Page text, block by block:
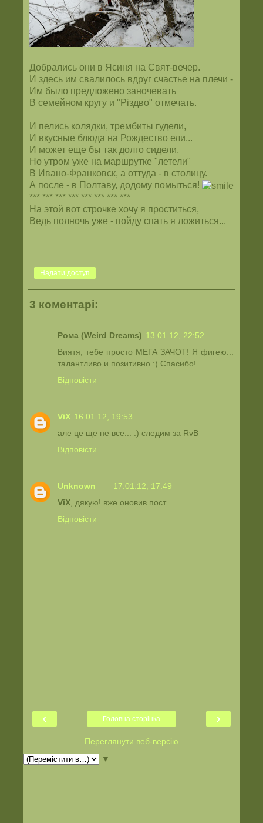
Добрались они в Ясиня на Свят-вечер.
И здесь им свалилось вдруг счастье на плечи -
Им было предложено заночевать
В семейном кругу и "Різдво" отмечать.
И пелись колядки, трембиты гудели,
И вкусные блюда на Рождество ели...
И может еще бы так долго сидели,
Но утром уже на маршрутке "летели"
В Ивано-Франковск, а оттуда - в столицу.
А после - в Полтаву, додому помыться!
*** *** *** *** *** *** *** ***
На этой вот строчке хочу я проститься,
Ведь полночь уже - пойду спать я ложиться...
Надати доступ
3 коментарі:
Рома (Weird Dreams) 13.01.12, 22:52
Виятя, тебе просто МЕГА ЗАЧОТ! Я фигею...
талантливо и позитивно :) Спасибо!
Відповісти
ViX 16.01.12, 19:53
але це ще не все... :) следим за RvB
Відповісти
Unknown
17.01.12, 17:49
ViX , дякую! вже оновив пост
Відповісти
‹ ›
Головна сторінка
Переглянути веб-версію
▼